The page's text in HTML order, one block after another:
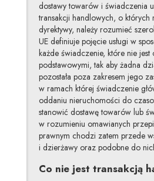
dostawy towarów i świadczenia
transakcji handlowych, o których
dyrektywy, należy rozumieć
UE definiuje pojęcie usługi w
każde świadczenie, które nie
podstawowymi, tak aby żadna
pozostała poza zakresem jego
w ramach której świadczenie
oddaniu nieruchomości do
stanowić dostawę towarów lub
w rozumieniu omawianych
prawnym chodzi zatem przede
i dzierżawy oraz podobne do
Co nie jest transakcją